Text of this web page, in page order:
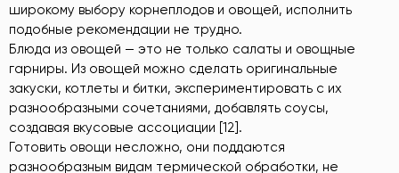
широкому выбору корнеплодов и овощей, исполнить
подобные рекомендации не трудно.
Блюда из овощей — это не только салаты и овощные
гарниры. Из овощей можно сделать оригинальные
закуски, котлеты и битки, экспериментировать с их
разнообразными сочетаниями, добавлять соусы,
создавая вкусовые ассоциации [12].
Готовить овощи несложно, они поддаются
разнообразным видам термической обработки, не